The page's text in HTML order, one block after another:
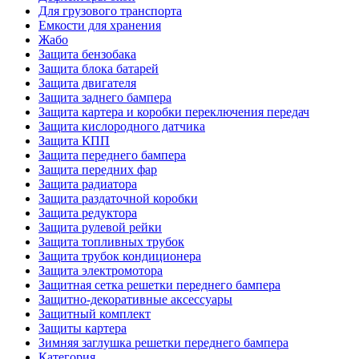
Для грузового транспорта
Емкости для хранения
Жабо
Защита бензобака
Защита блока батарей
Защита двигателя
Защита заднего бампера
Защита картера и коробки переключения передач
Защита кислородного датчика
Защита КПП
Защита переднего бампера
Защита передних фар
Защита радиатора
Защита раздаточной коробки
Защита редуктора
Защита рулевой рейки
Защита топливных трубок
Защита трубок кондиционера
Защита электромотора
Защитная сетка решетки переднего бампера
Защитно-декоративные аксессуары
Защитный комплект
Защиты картера
Зимняя заглушка решетки переднего бампера